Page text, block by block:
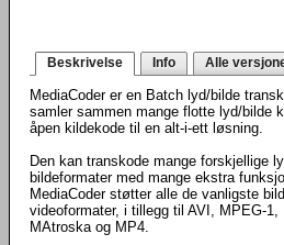
Beskrivelse Info Alle
MediaCoder er en Batch lyd/bilde
samler sammen mange flotte lyd/bilde
åpen kildekode til en alt-i-ett løsning.
Den kan transkode mange forskjellige
bildeformater med mange ekstra
MediaCoder støtter alle de vanligste
videoformater, i tillegg til AVI, MPEG-1,
MAtroska og MP4.